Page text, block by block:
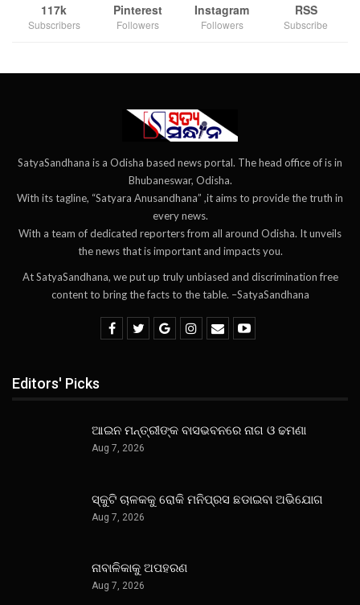
117k
Subscribers
Pinterest
Followers
Instagram
Followers
RSS
Subscribe
SatyaSandhana is a Odisha based news portal. The head office of is in
Bhubaneswar, Odisha.
With its tagline, “Satyara Anusandhana” ,it aims to provide the truth in
every news.
With a team of dedicated reporters from all around Odisha. It unveils
the news that is important and impacts you.
At SatyaSandhana, we put up truly unbiased and discrimination free
content to bring the facts to the table. –SatyaSandhana
Editors' Picks
ଆଇନ ମନ୍ତ୍ରୀଙ୍କ ବାସଭବନରେ ନାଗ ଓ ଢମଣା
Aug 7, 2026
ସ୍କୁଟି ଚାଳକକୁ ରୋକି ମନିପ୍ରସ ଛଡାଇବା ଅଭିଯୋଗ
Aug 7, 2026
ନାବାଳିକାକୁ ଅପହରଣ
Aug 7, 2026